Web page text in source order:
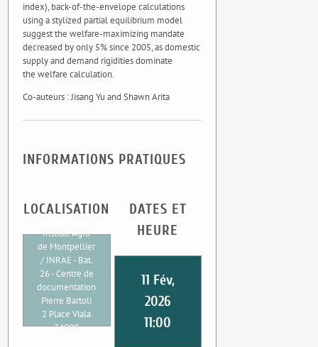
index), back-of-the-envelope calculations
using a stylized partial equilibrium model
suggest the welfare-maximizing mandate
decreased by only 5% since 2005, as domestic
supply and demand rigidities dominate
the welfare calculation.
Co-auteurs : Jisang Yu and Shawn Arita
INFORMATIONS PRATIQUES
LOCALISATION
Institut Agro
de Montpellier
/ INRAE - Bat.
26 - Centre de
documentation
Pierre Bartoli
2 Place Viala
34000
DATES ET
HEURE
11 Fév,
2026
11:00